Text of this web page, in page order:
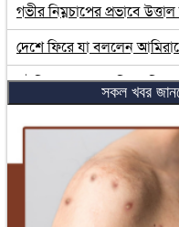
গভীর নিম্নচাপের প্রভাবে
দেশে ফিরে যা বললেন
সৌদিতে সপ্তাহে ৩ দিন ছুটির
নারীদের ওপর সহিংসতার
এখন পর্যন্ত ১৮ হাজার আহতের
সকল খবর